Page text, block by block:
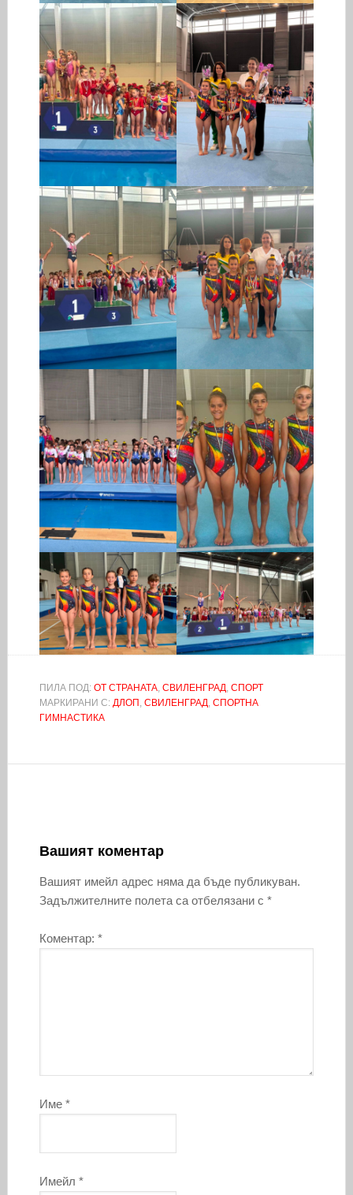
ПИЛА ПОД: ОТ СТРАНАТА, СВИЛЕНГРАД, СПОРТ
МАРКИРАНИ С: ДЛОП , СВИЛЕНГРАД, СПОРТНА
ГИМНАСТИКА
Вашият коментар
Вашият имейл адрес няма да бъде публикуван.
Задължителните полета са отбелязани с *
Коментар: *
Име *
Имейл *